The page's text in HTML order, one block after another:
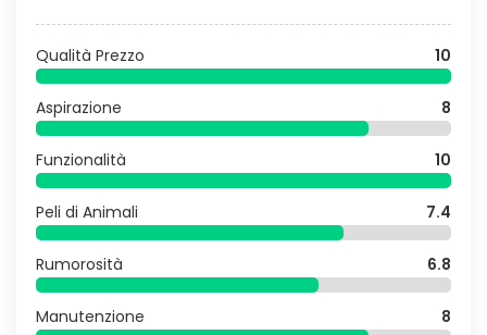
Qualità Prezzo 10
Aspirazione 8
Funzionalità 10
Peli di Animali 7.4
Rumorosità 6.8
Manutenzione 8